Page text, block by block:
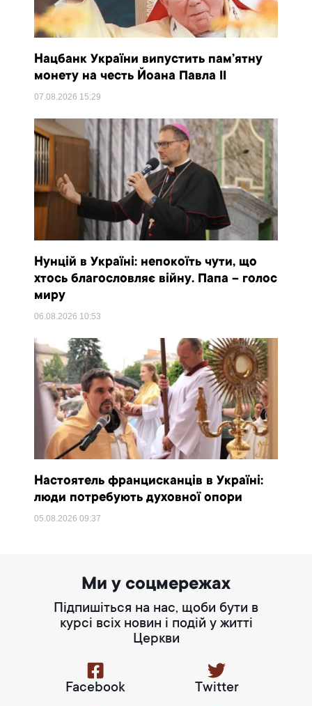
Нацбанк України випустить пам’ятну
монету на честь Йоана Павла II
07.08.2026 15:29
Нунцій в Україні: непокоїть чути, що
хтось благословляє війну. Папа – голос
миру
06.08.2026 10:53
Настоятель францисканців в Україні:
люди потребують духовної опори
05.08.202609:37
Ми у соцмережах
Підпишіться на нас, щоби бути в
курсі всіх новин і подій у житті
Церкви
Facebook Twitter